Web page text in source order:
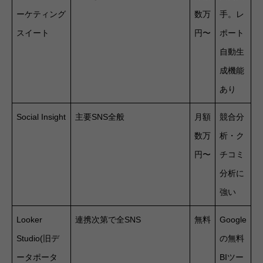
ーケティング
スイート
数万
円〜
手。レ
ポート
自動生
成機能
あり
Social Insight 主要SNS全般
月額
数万
円〜
競合分
析・ク
チコミ
分析に
強い
Looker
Studio(旧デ
ータポータ
連携次第で全SNS 無料
Google
の無料
BIツー